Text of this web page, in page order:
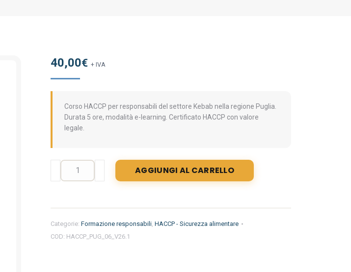
40,00€ + IVA
Corso HACCP per responsabili del settore Kebab nella regione Puglia.
Durata 5 ore, modalità e-learning. Certificato HACCP con valore
legale.
Formazione
del
alimentare
nella
AGGIUNGI AL CARRELLO
Categorie: Formazione responsabili, HACCP - Sicurezza alimentare
COD: HACCP_PUG_06_V26.1